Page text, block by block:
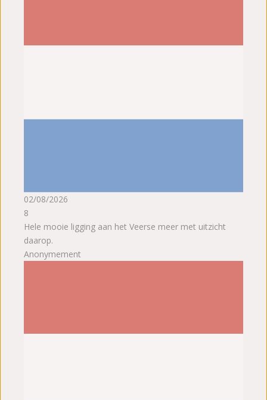
02/08/2026
8
Hele mooie ligging aan het Veerse meer met uitzicht
daarop.
Anonymement